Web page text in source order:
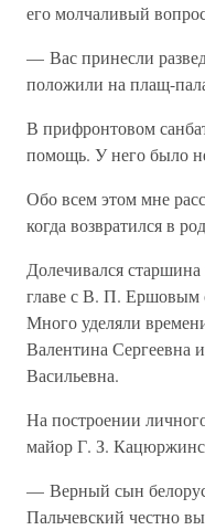
его молчаливый
— Вас принесли
положили на плащ-
В прифронтовом
помощь. У него было
Обо всем этом мне
когда возвратился в
Долечивался
главе с В. П. Ершовым
Много уделяли
Валентина Сергеевна
Васильевна.
На построении
майор Г. З.
— Верный сын
Пальчевский честно